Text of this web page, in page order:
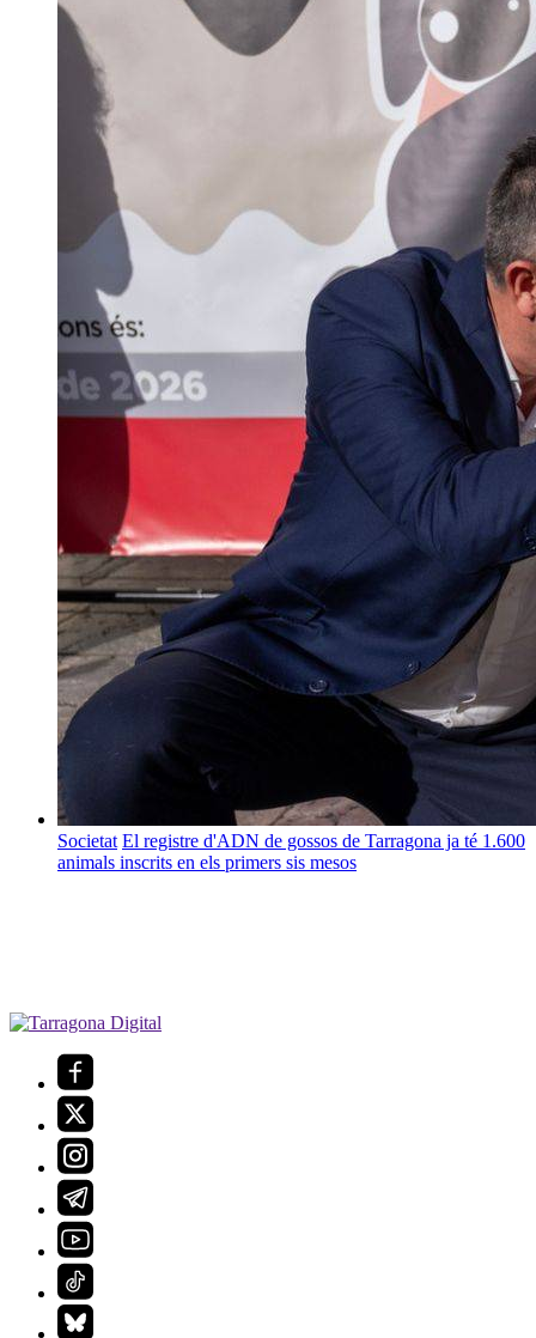
Societat El registre d'ADN de gossos de Tarragona ja té 1.600
animals inscrits en els primers sis mesos